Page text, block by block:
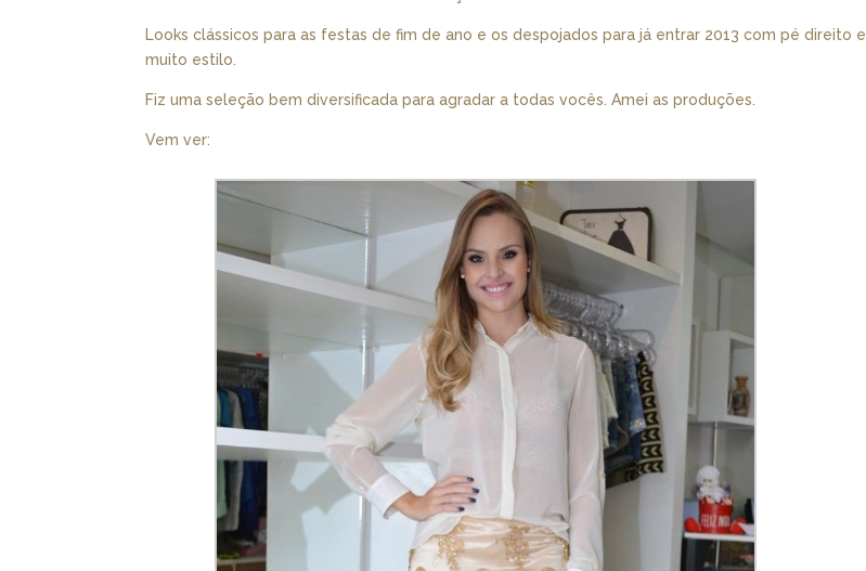
Looks clássicos para as festas de fim de ano e os despojados para já entrar 2013 com pé direito e
muito estilo.
Fiz uma seleção bem diversificada para agradar a todas vocês. Amei as produções.
Vem ver: